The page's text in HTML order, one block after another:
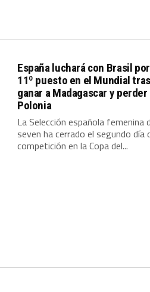
España luchará con Brasil
11º puesto en el Mundial tras
ganar a Madagascar y perder
Polonia
La Selección española femenina
seven ha cerrado el segundo día
competición en la Copa del...